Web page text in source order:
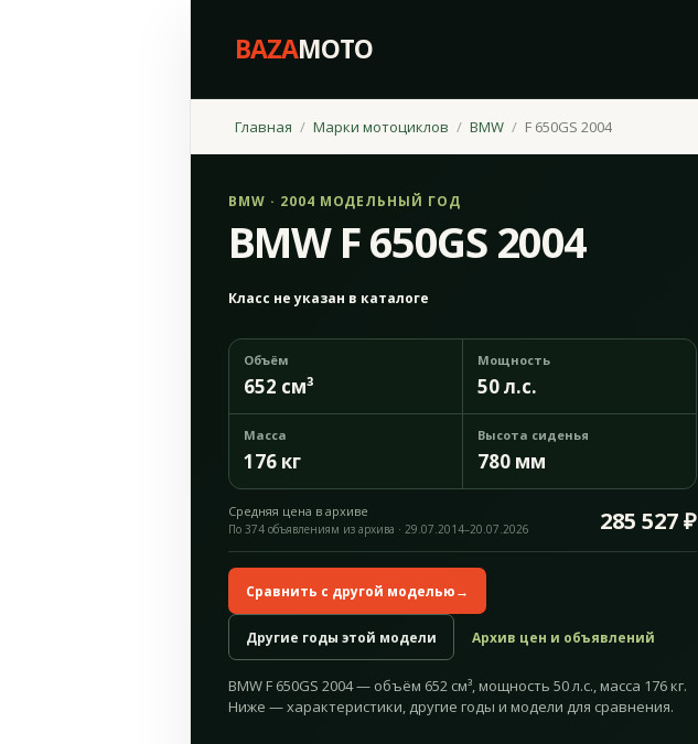
BAZAMOTO
Главная Марки мотоциклов BMW F 650GS 2004
BMW · 2004 МОДЕЛЬНЫЙ ГОД
BMW F 650GS 2004
Класс не указан в каталоге
Объём
652 см³
Мощность
50 л.с.
Масса
176 кг
Высота сиденья
780 мм
Средняя цена в архиве 285 527 ₽
По 374 объявлениям из архива · 29.07.2014–20.07.2026
Сравнить с другой моделью→
Другие годы этой модели Архив цен и объявлений
BMW F 650GS 2004 — объём 652 см³, мощность 50 л.с., масса 176 кг.
Ниже — характеристики, другие годы и модели для сравнения.